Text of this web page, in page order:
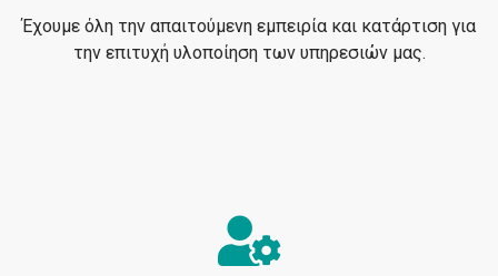
Έχουμε όλη την απαιτούμενη εμπειρία και κατάρτιση για
την επιτυχή υλοποίηση των υπηρεσιών μας.